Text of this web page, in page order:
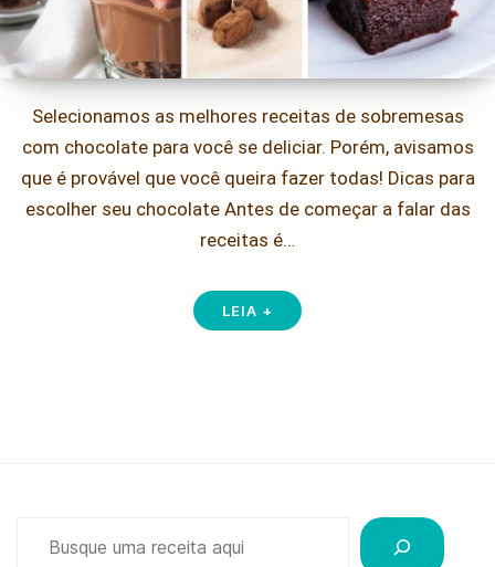
Selecionamos as melhores receitas de sobremesas
com chocolate para você se deliciar. Porém, avisamos
que é provável que você queira fazer todas! Dicas para
escolher seu chocolate Antes de começar a falar das
receitas é…
LEIA +